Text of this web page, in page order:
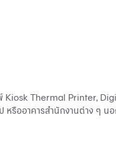
Thermal Printer,
อาคารสำนักงานต่าง ๆ นอ